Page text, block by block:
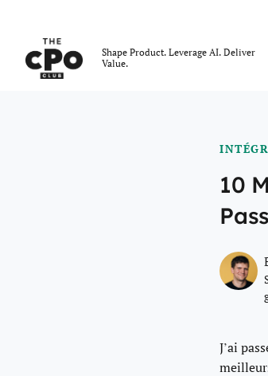
Shape Product. Leverage AI. Deliver
Value.
10
J’ai